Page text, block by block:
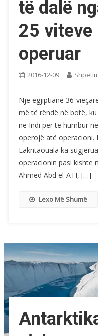
të dalë
25 viteve
operuar
2016-12-09
Një egjiptiane 36-
më të rëndë në botë,
në Indi për të humbur
operojë atë operacioni.
Lakntaouala ka
operacionin pasi kishte
Ahmed Abd el-ATI, […]
Lexo Më Shumë